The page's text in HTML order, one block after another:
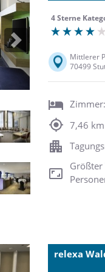
Next
4 Sterne
Mittlerer
70499
7,46
Größter
relexa